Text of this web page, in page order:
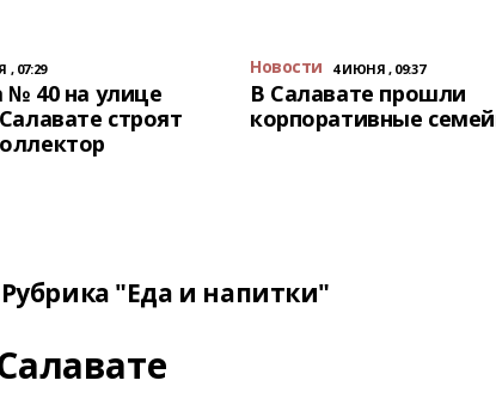
07:29
№ 40 на улице
строят
Новости 4 ИЮНЯ , 09:37
В Салавате прошли
корпоративные
Рубрика "Еда и напитки"